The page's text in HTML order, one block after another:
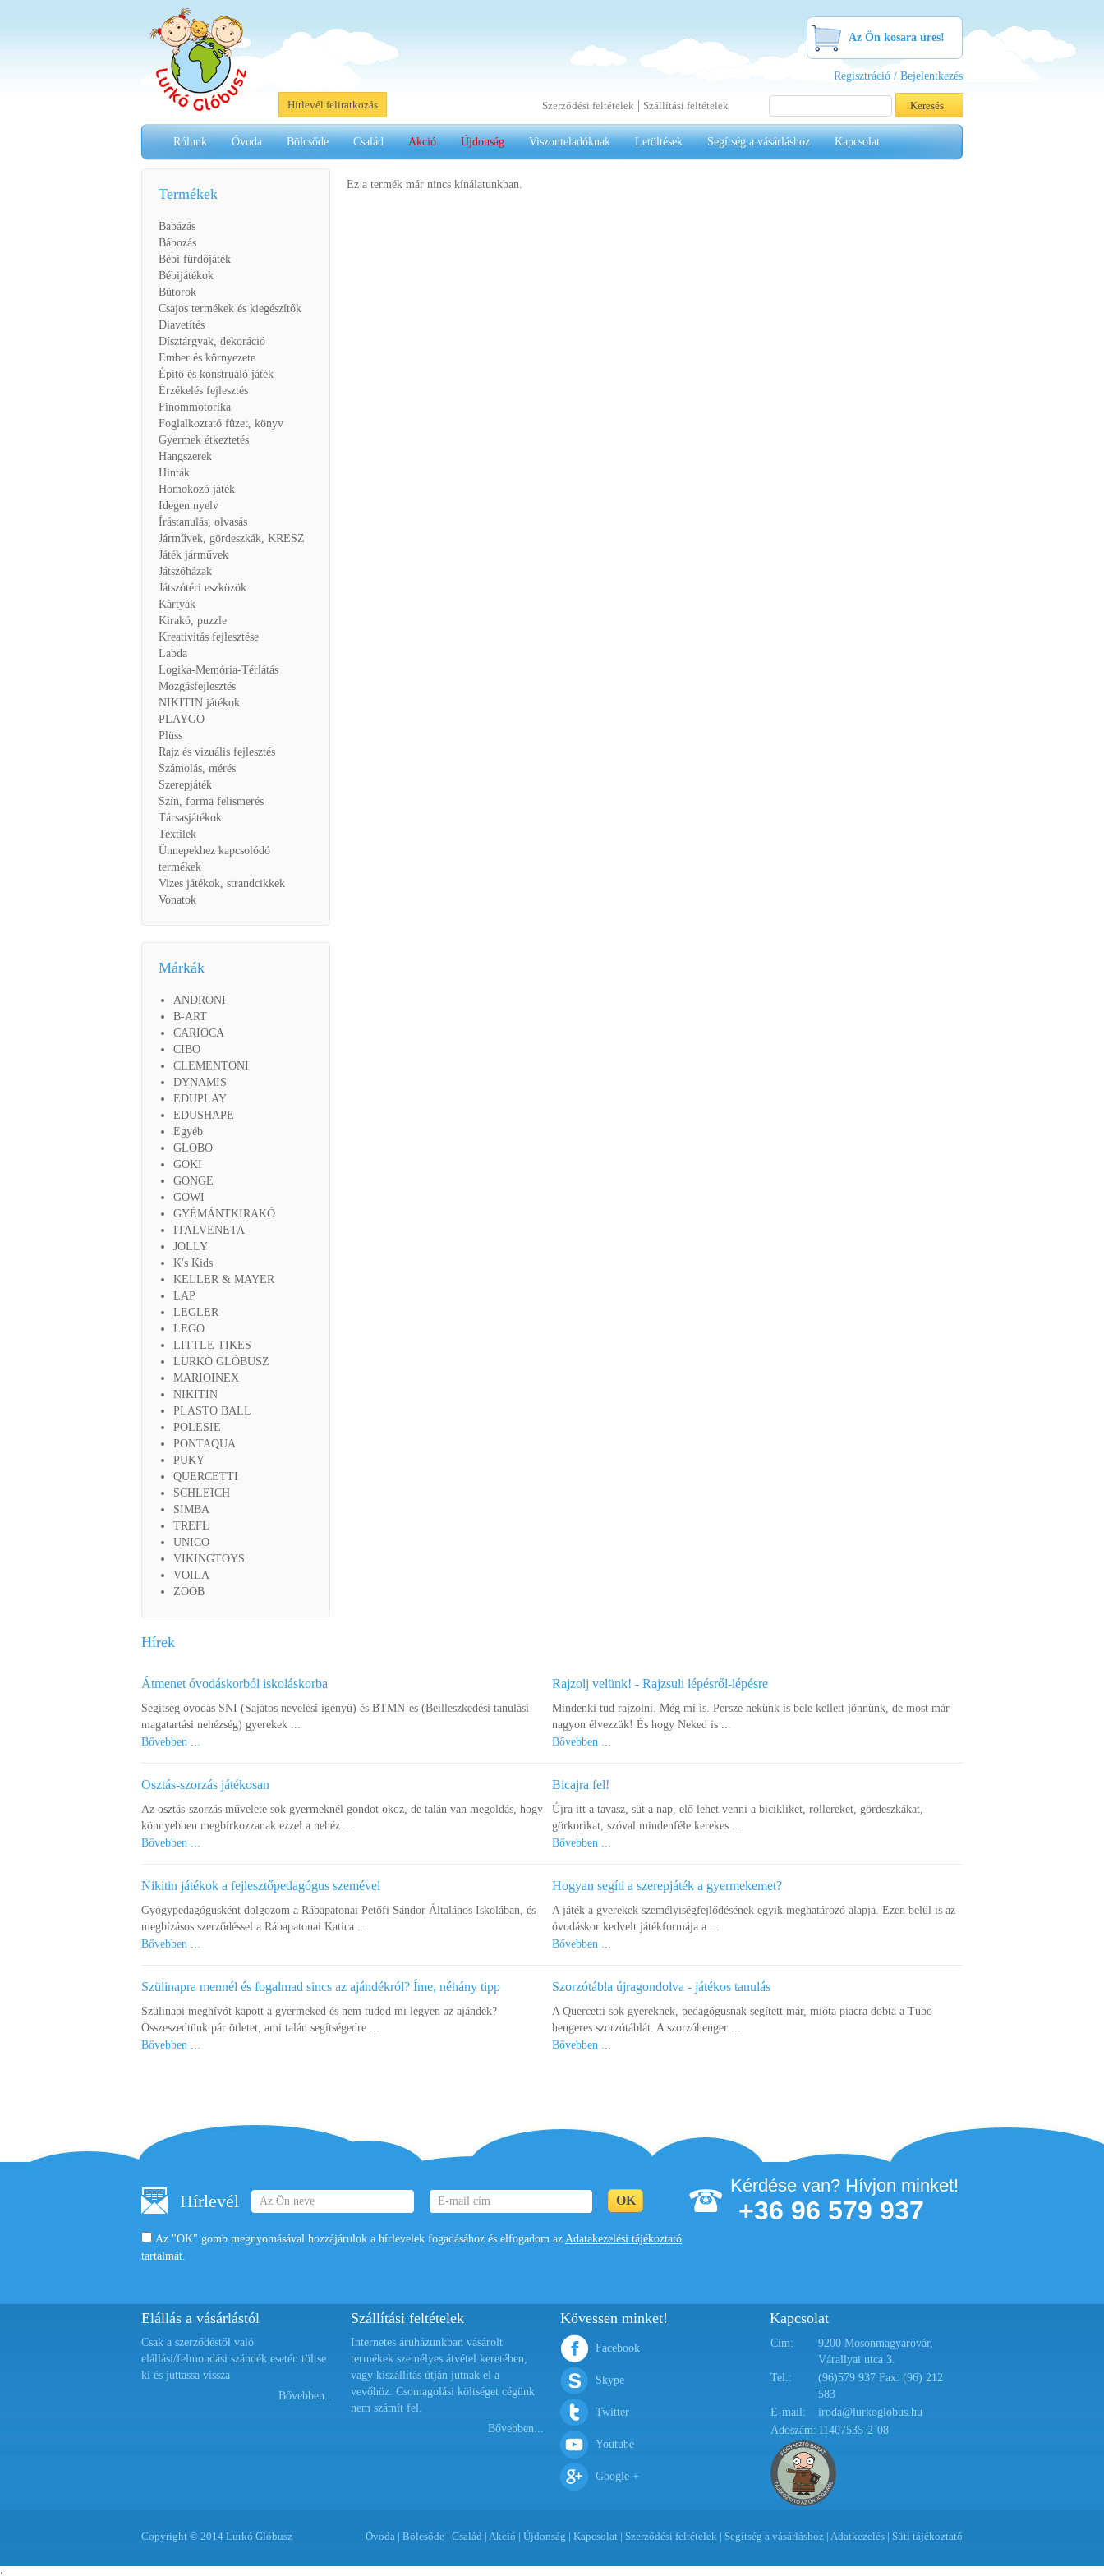
Az Ön kosara üres!
Regisztráció / Bejelentkezés
Hírlevél feliratkozás Szerződési feltételek | Szállítási feltételek
Rólunk Óvoda Bölcsőde Család Akció Újdonság Viszonteladóknak Letöltések Segítség a vásárláshoz Kapcsolat
Termékek
Babázás
Bábozás
Bébi fürdőjáték
Bébijátékok
Bútorok
Csajos termékek és kiegészítők
Diavetítés
Dísztárgyak, dekoráció
Ember és környezete
Építő és konstruáló játék
Érzékelés fejlesztés
Finommotorika
Foglalkoztató füzet, könyv
Gyermek étkeztetés
Hangszerek
Hinták
Homokozó játék
Idegen nyelv
Írástanulás, olvasás
Járművek, gördeszkák, KRESZ
Játék járművek
Játszóházak
Játszótéri eszközök
Kártyák
Kirakó, puzzle
Kreativitás fejlesztése
Labda
Logika-Memória-Térlátás
Mozgásfejlesztés
NIKITIN játékok
PLAYGO
Plüss
Rajz és vizuális fejlesztés
Számolás, mérés
Szerepjáték
Szín, forma felismerés
Társasjátékok
Textilek
Ünnepekhez kapcsolódó
termékek
Vizes játékok, strandcikkek
Vonatok
Márkák
ANDRONI
B-ART
CARIOCA
CIBO
CLEMENTONI
DYNAMIS
EDUPLAY
EDUSHAPE
Egyéb
GLOBO
GOKI
GONGE
GOWI
GYÉMÁNTKIRAKÓ
ITALVENETA
JOLLY
K's Kids
KELLER & MAYER
LAP
LEGLER
LEGO
LITTLE TIKES
LURKÓ GLÓBUSZ
MARIOINEX
NIKITIN
PLASTO BALL
POLESIE
PONTAQUA
PUKY
QUERCETTI
SCHLEICH
SIMBA
TREFL
UNICO
VIKINGTOYS
VOILA
ZOOB
Ez a termék már nincs kínálatunkban.
Hírek
Átmenet óvodáskorból iskoláskorba
Segítség óvodás SNI (Sajátos nevelési igényű) és BTMN-es (Beilleszkedési tanulási
magatartási nehézség) gyerekek ...
Bővebben ...
Osztás-szorzás játékosan
Az osztás-szorzás művelete sok gyermeknél gondot okoz, de talán van megoldás, hogy
könnyebben megbírkozzanak ezzel a nehéz ...
Bővebben ...
Nikitin játékok a fejlesztőpedagógus szemével
Gyógypedagógusként dolgozom a Rábapatonai Petőfi Sándor Általános Iskolában, és
megbízásos szerződéssel a Rábapatonai Katica ...
Bővebben ...
Szülinapra mennél és fogalmad sincs az ajándékról? Íme, néhány tipp
Szülinapi meghívót kapott a gyermeked és nem tudod mi legyen az ajándék?
Összeszedtünk pár ötletet, ami talán segítségedre ...
Bővebben ...
Rajzolj velünk! - Rajzsuli lépésről-lépésre
Mindenki tud rajzolni. Még mi is. Persze nekünk is bele kellett jönnünk, de most már
nagyon élvezzük! És hogy Neked is ...
Bővebben ...
Bicajra fel!
Újra itt a tavasz, süt a nap, elő lehet venni a bicikliket, rollereket, gördeszkákat,
görkorikat, szóval mindenféle kerekes ...
Bővebben ...
Hogyan segíti a szerepjáték a gyermekemet?
A játék a gyerekek személyiségfejlődésének egyik meghatározó alapja. Ezen belül is az
óvodáskor kedvelt játékformája a ...
Bővebben ...
Szorzótábla újragondolva - játékos tanulás
A Quercetti sok gyereknek, pedagógusnak segített már, mióta piacra dobta a Tubo
hengeres szorzótáblát. A szorzóhenger ...
Bővebben ...
Hírlevél
Az "OK" gomb megnyomásával hozzájárulok a hírlevelek fogadásához és elfogadom az Adatakezelési tájékoztató
tartalmát.
Kérdése van? Hívjon minket!
+36 96 579 937
Elállás a vásárlástól
Csak a szerződéstől való
elállási/felmondási szándék esetén töltse
ki és juttassa vissza
Bővebben...
Szállítási feltételek
Internetes áruházunkban vásárolt
termékek személyes átvétel keretében,
vagy kiszállítás útján jutnak el a
vevőhöz. Csomagolási költséget cégünk
nem számít fel.
Bővebben...
Kövessen minket!
Facebook
Skype
Twitter
Youtube
Google +
Kapcsolat
Cím:
9200 Mosonmagyaróvár,
Várallyai utca 3.
Tel.:
(96)579 937 Fax: (96) 212
583
E-mail:
iroda@lurkoglobus.hu
Adószám: 11407535-2-08
Copyright © 2014 Lurkó Glóbusz Óvoda | Bölcsőde | Család | Akció | Újdonság | Kapcsolat | Szerződési feltételek | Segítség a vásárláshoz | Adatkezelés | Süti tájékoztató